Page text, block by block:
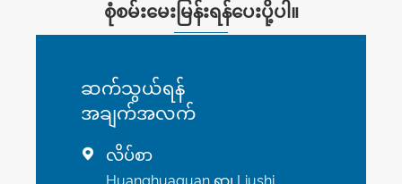
စုံစမ်းမေးမြန်းရန်ပေးပို့ပါ။
ဆက်သွယ်ရန်
အချက်အလက်
 လိပ်စာ